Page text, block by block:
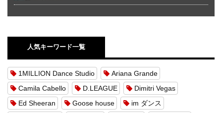
人気キーワード一覧
1MILLION Dance Studio
Ariana Grande
Camila Cabello
D.LEAGUE
Dimitri Vegas
Ed Sheeran
Goose house
im ダンス